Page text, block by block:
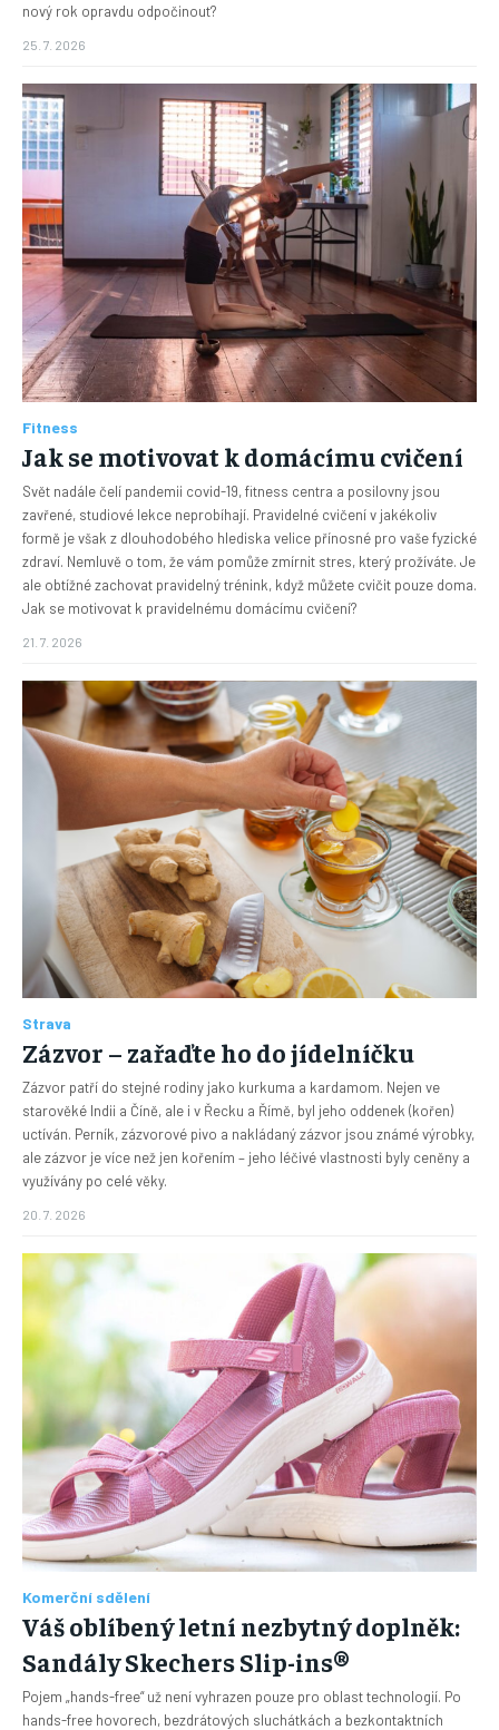
nový rok opravdu odpočinout?
25. 7. 2026
Fitness
Jak se motivovat k domácímu cvičení
Svět nadále čelí pandemii covid-19, fitness centra a posilovny jsou
zavřené, studiové lekce neprobíhají. Pravidelné cvičení v jakékoliv
formě je však z dlouhodobého hlediska velice přínosné pro vaše fyzické
zdraví. Nemluvě o tom, že vám pomůže zmírnit stres, který prožíváte. Je
ale obtížné zachovat pravidelný trénink, když můžete cvičit pouze doma.
Jak se motivovat k pravidelnému domácímu cvičení?
21. 7. 2026
Strava
Zázvor – zařaďte ho do jídelníčku
Zázvor patří do stejné rodiny jako kurkuma a kardamom. Nejen ve
starověké Indii a Číně, ale i v Řecku a Římě, byl jeho oddenek (kořen)
uctíván. Perník, zázvorové pivo a nakládaný zázvor jsou známé výrobky,
ale zázvor je více než jen kořením – jeho léčivé vlastnosti byly ceněny a
využívány po celé věky.
20. 7. 2026
Komerční sdělení
Váš oblíbený letní nezbytný doplněk:
Sandály Skechers Slip-ins®
Pojem „hands-free“ už není vyhrazen pouze pro oblast technologií. Po
hands-free hovorech, bezdrátových sluchátkách a bezkontaktních